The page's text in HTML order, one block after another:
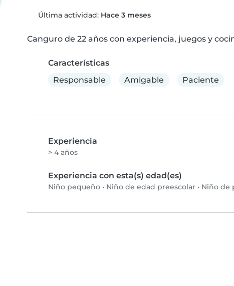
Última actividad: Hace 3 meses
Canguro de 22 años con experiencia, juegos y
Características
Responsable
Amigable Paciente
Experiencia
> 4 años
Experiencia con esta(s) edad(es)
Niño pequeño • Niño de edad preescolar • Niño de